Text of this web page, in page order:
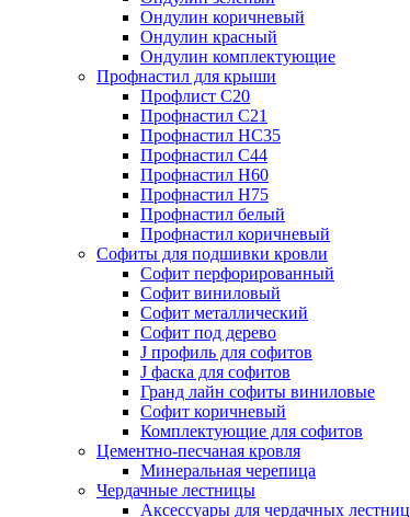
Ондулин коричневый
Ондулин красный
Ондулин комплектующие
Профнастил для крыши
Профлист С20
Профнастил С21
Профнастил НС35
Профнастил С44
Профнастил Н60
Профнастил Н75
Профнастил белый
Профнастил коричневый
Софиты для подшивки кровли
Cофит перфорированный
Софит виниловый
Софит металлический
Софит под дерево
J профиль для софитов
J фаска для софитов
Гранд лайн софиты виниловые
Софит коричневый
Комплектующие для софитов
Цементно-песчаная кровля
Минеральная черепица
Чердачные лестницы
Аксессуары для чердачных лестниц